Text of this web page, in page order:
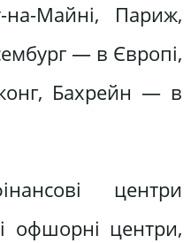
Майні, Париж,
— в Європі,
Бахрейн — в
центри
офшорні центри,